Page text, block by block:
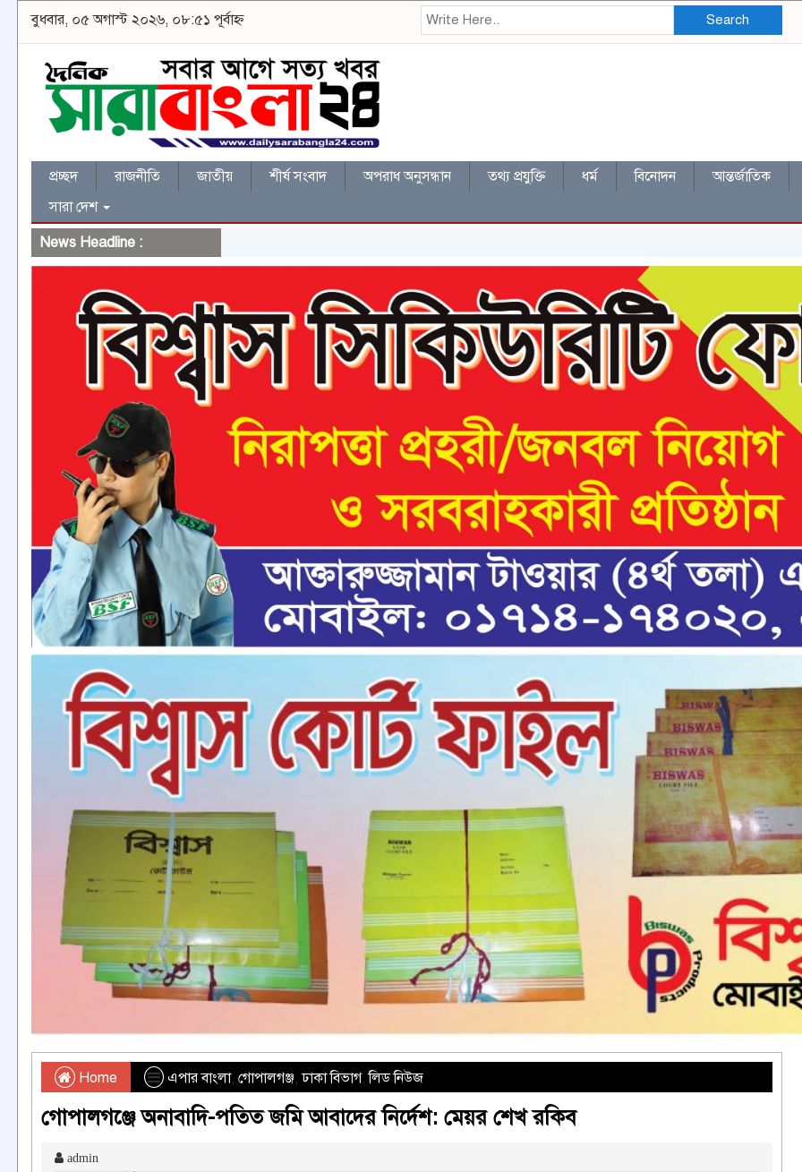
বুধবার, ০৫ অগাস্ট ২০২৬, ০৮:৫১ পূর্বাহ্ন Search
প্রচ্ছদ রাজনীতি জাতীয় শীর্ষ সংবাদ অপরাধ অনুসন্ধান তথ্য প্রযুক্তি ধর্ম বিনোদন আন্তর্জাতিক
সারা দেশ
News Headline :
Home এপার বাংলা, গোপালগঞ্জ,ঢাকা বিভাগ,লিড নিউজ
গোপালগঞ্জে অনাবাদি-পতিত জমি আবাদের নির্দেশ: মেয়র শেখ রকিব
admin